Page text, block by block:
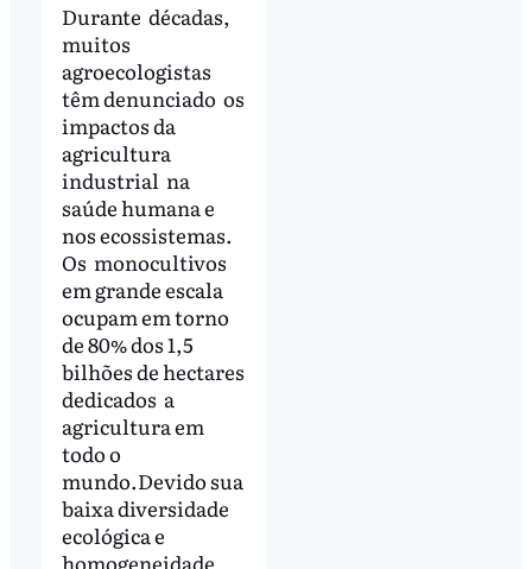
Durante décadas,
muitos
agroecologistas
têm denunciado os
impactos da
agricultura
industrial na
saúde humana e
nos ecossistemas.
Os monocultivos
em grande escala
ocupam em torno
de 80% dos 1,5
bilhões de hectares
dedicados a
agricultura em
todo o
mundo.Devido sua
baixa diversidade
ecológica e
homogeneidade